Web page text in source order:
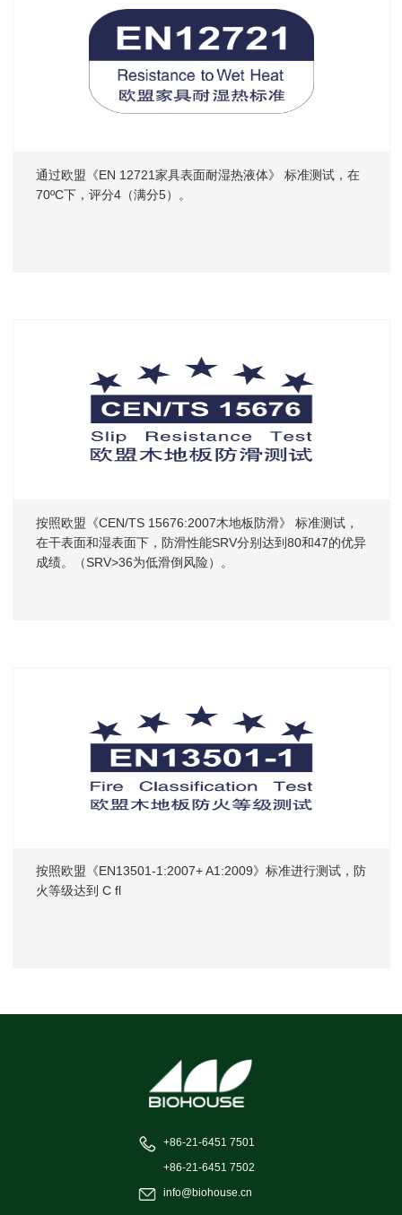
通过欧盟《EN 12721家具表面耐湿热液体》 标准测试，在
70ºC下，评分4（满分5）。
按照欧盟《CEN/TS 15676:2007木地板防滑》 标准测试，
在干表面和湿表面下，防滑性能SRV分别达到80和47的优异
成绩。（SRV>36为低滑倒风险）。
按照欧盟《EN13501-1:2007+ A1:2009》标准进行测试，防
火等级达到 C fl
+86-21-6451 7501
+86-21-6451 7502
info@biohouse.cn